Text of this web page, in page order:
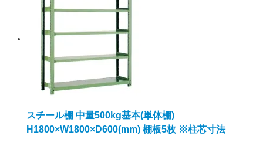
スチール棚 中量500kg基本(単体棚)
H1800×W1800×D600(mm) 棚板5枚 ※柱芯寸法